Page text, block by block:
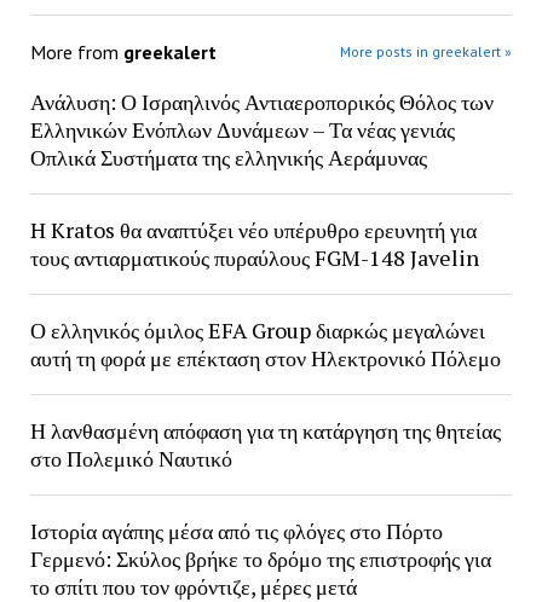
More from greekalert More posts in greekalert »
Ανάλυση: Ο Ισραηλινός Αντιαεροπορικός Θόλος των
Ελληνικών Ενόπλων Δυνάμεων – Τα νέας γενιάς
Οπλικά Συστήματα της ελληνικής Αεράμυνας
H Kratos θα αναπτύξει νέο υπέρυθρο ερευνητή για
τους αντιαρματικούς πυραύλους FGM-148 Javelin
Ο ελληνικός όμιλος EFA Group διαρκώς μεγαλώνει
αυτή τη φορά με επέκταση στον Ηλεκτρονικό Πόλεμο
Η λανθασμένη απόφαση για τη κατάργηση της θητείας
στο Πολεμικό Ναυτικό
Ιστορία αγάπης μέσα από τις φλόγες στο Πόρτο
Γερμενό: Σκύλος βρήκε το δρόμο της επιστροφής για
το σπίτι που τον φρόντιζε, μέρες μετά